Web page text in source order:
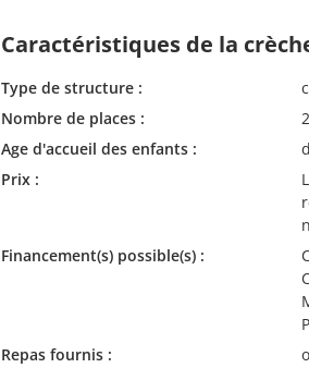
Caractéristiques de la
Type de structure :
Nombre de places :
Age d'accueil des enfants :
Prix :
Financement(s) possible(s) :
Repas fournis :